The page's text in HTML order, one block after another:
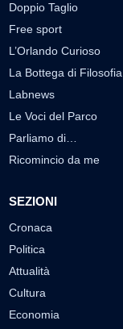
Doppio Taglio
Free sport
L’Orlando Curioso
La Bottega di Filosofia
Labnews
Le Voci del Parco
Parliamo di…
Ricomincio da me
SEZIONI
Cronaca
Politica
Attualità
Cultura
Economia